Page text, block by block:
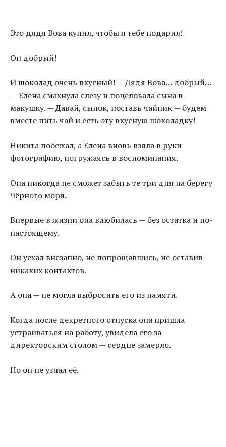
Это дядя Вова купил, чтобы я тебе подарил!
Он добрый!
И шоколад очень вкусный! — Дядя Вова… добрый…
— Елена смахнула слезу и поцеловала сына в
макушку. — Давай, сынок, поставь чайник — будем
вместе пить чай и есть эту вкусную шоколадку!
Никита побежал, а Елена вновь взяла в руки
фотографию, погружаясь в воспоминания.
Она никогда не сможет забыть те три дня на берегу
Чёрного моря.
Впервые в жизни она влюбилась — без остатка и по-
настоящему.
Он уехал внезапно, не попрощавшись, не оставив
никаких контактов.
А она — не могла выбросить его из памяти.
Когда после декретного отпуска она пришла
устраиваться на работу, увидела его за
директорским столом — сердце замерло.
Но он не узнал её.